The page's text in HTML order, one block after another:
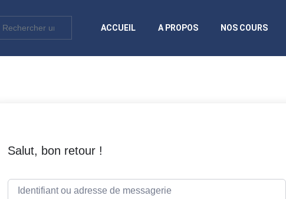
ACCUEIL A PROPOS NOS COURS
Salut, bon retour !